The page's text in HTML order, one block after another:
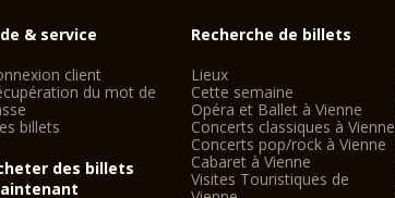
& service
client
du mot de
billets
des billets
Recherche de billets
Lieux
Cette semaine
Opéra et Ballet à Vienne
Concerts classiques à Vienne
Concerts pop/rock à Vienne
Cabaret à Vienne
Visites Touristiques de